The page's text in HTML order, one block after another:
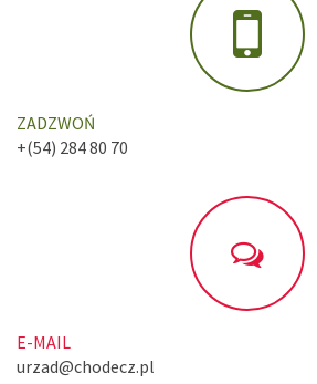
ZADZWOŃ
+(54) 284 80 70
E-MAIL
urzad@chodecz.pl